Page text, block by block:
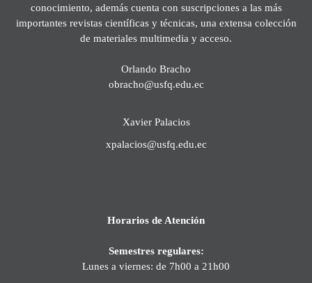
conocimiento, además cuenta con suscripciones a las más
importantes revistas científicas y técnicas, una extensa colección
de materiales multimedia y acceso.
Orlando Bracho
obracho@usfq.edu.ec
Xavier Palacios
xpalacios@usfq.edu.ec
Horarios de Atención
Semestres regulares:
Lunes a viernes: de 7h00 a 21h00